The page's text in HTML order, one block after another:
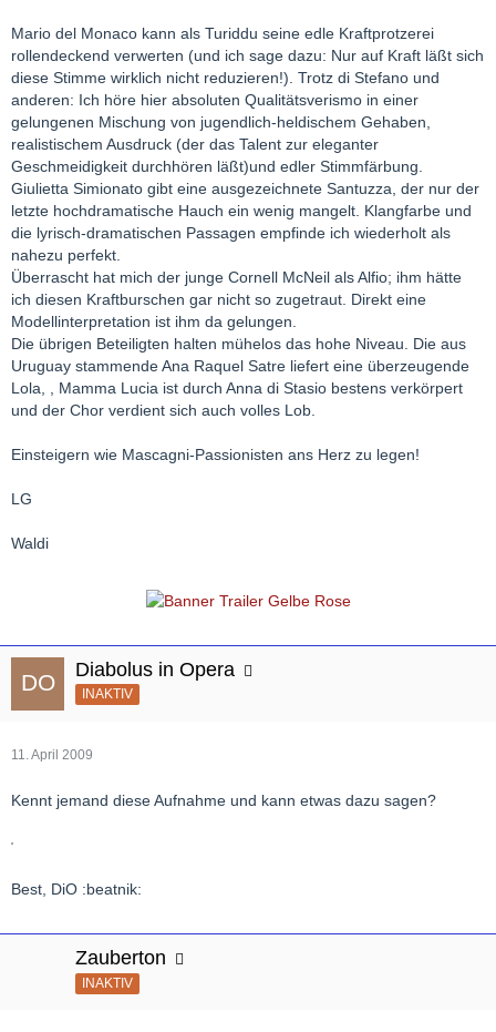
Mario del Monaco kann als Turiddu seine edle Kraftprotzerei
rollendeckend verwerten (und ich sage dazu: Nur auf Kraft läßt sich
diese Stimme wirklich nicht reduzieren!). Trotz di Stefano und
anderen: Ich höre hier absoluten Qualitätsverismo in einer
gelungenen Mischung von jugendlich-heldischem Gehaben,
realistischem Ausdruck (der das Talent zur eleganter
Geschmeidigkeit durchhören läßt)und edler Stimmfärbung.
Giulietta Simionato gibt eine ausgezeichnete Santuzza, der nur der
letzte hochdramatische Hauch ein wenig mangelt. Klangfarbe und
die lyrisch-dramatischen Passagen empfinde ich wiederholt als
nahezu perfekt.
Überrascht hat mich der junge Cornell McNeil als Alfio; ihm hätte
ich diesen Kraftburschen gar nicht so zugetraut. Direkt eine
Modellinterpretation ist ihm da gelungen.
Die übrigen Beteiligten halten mühelos das hohe Niveau. Die aus
Uruguay stammende Ana Raquel Satre liefert eine überzeugende
Lola, , Mamma Lucia ist durch Anna di Stasio bestens verkörpert
und der Chor verdient sich auch volles Lob.
Einsteigern wie Mascagni-Passionisten ans Herz zu legen!
LG
Waldi
Diabolus in Opera
INAKTIV
11. April 2009
Kennt jemand diese Aufnahme und kann etwas dazu sagen?
Best, DiO :beatnik:
Zauberton
INAKTIV